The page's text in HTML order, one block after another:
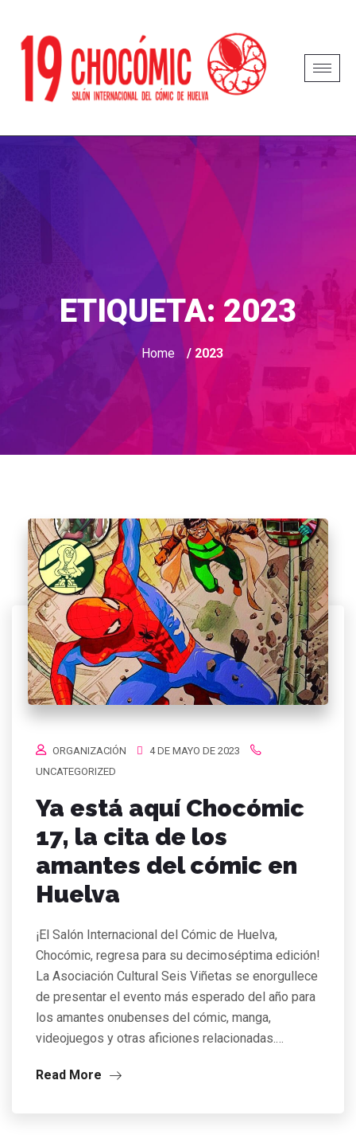
ETIQUETA: 2023
Home / 2023
ORGANIZACIÓN
4 DE MAYO DE 2023
UNCATEGORIZED
Ya está aquí Chocómic
17, la cita de los
amantes del cómic en
Huelva
¡El Salón Internacional del Cómic de Huelva,
Chocómic, regresa para su decimoséptima edición!
La Asociación Cultural Seis Viñetas se enorgullece
de presentar el evento más esperado del año para
los amantes onubenses del cómic, manga,
videojuegos y otras aficiones relacionadas.…
Read More